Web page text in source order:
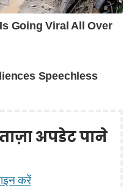
अपडेट पाने
करें